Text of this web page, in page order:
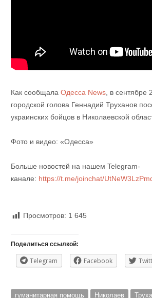
Как сообщала Одесса News, в сентябре
городской голова Геннадий Труханов
украинских бойцов в Николаевской
Фото и видео: «Одесса»
Больше новостей на нашем Telegram-
канале: https://t.me/joinchat/
Просмотров: 1 645
Поделиться ссылкой:
Telegram Facebook
гуманитарная помощь Николаев